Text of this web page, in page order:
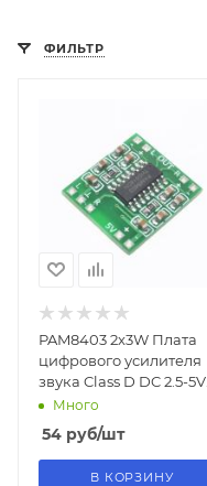
ФИЛЬТР
PAM8403 2x3W Плата
цифрового усилителя
звука Class D DC 2.5-5V
(M3425)
Много
54 руб/шт
В КОРЗИНУ